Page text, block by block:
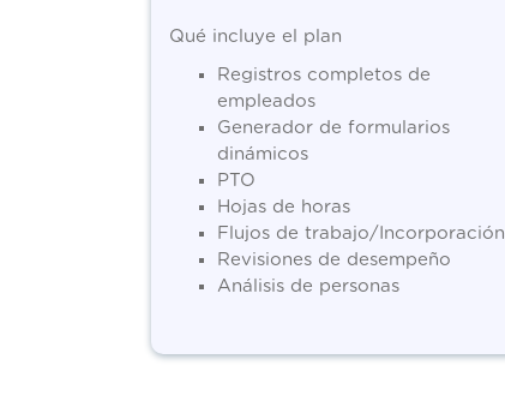
Qué incluye el plan
Registros completos de
empleados
Generador de formularios
dinámicos
PTO
Hojas de horas
Flujos de trabajo/Incorporación
Revisiones de desempeño
Análisis de personas